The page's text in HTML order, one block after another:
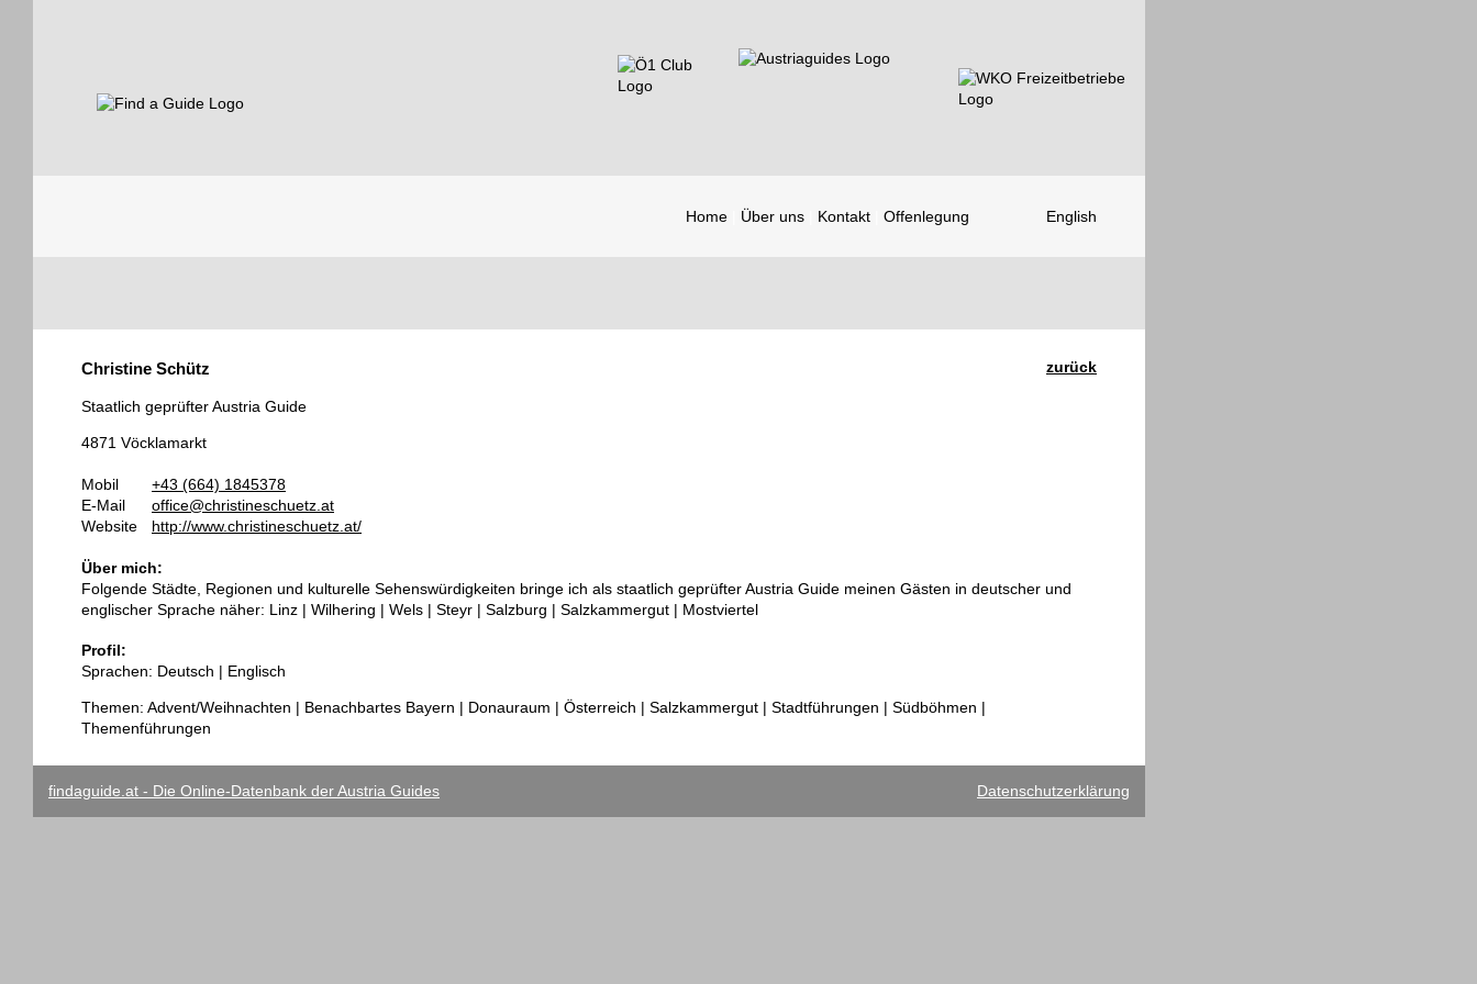
Home Über uns Kontakt Offenlegung English
Guides
zurück
Christine Schütz
Staatlich geprüfter Austria Guide
4871 Vöcklamarkt
Mobil
+43 (664) 1845378
E-Mail
office@christineschuetz.at
Website
http://www.christineschuetz.at/
Über mich:
Folgende Städte, Regionen und kulturelle Sehenswürdigkeiten bringe ich als staatlich geprüfter Austria Guide meinen Gästen in deutscher und
englischer Sprache näher: Linz | Wilhering | Wels | Steyr | Salzburg | Salzkammergut | Mostviertel
Profil:
Sprachen: Deutsch | Englisch
Themen: Advent/Weihnachten | Benachbartes Bayern | Donauraum | Österreich | Salzkammergut | Stadtführungen | Südböhmen |
Themenführungen
findaguide.at - Die Online-Datenbank der Austria Guides Datenschutzerklärung